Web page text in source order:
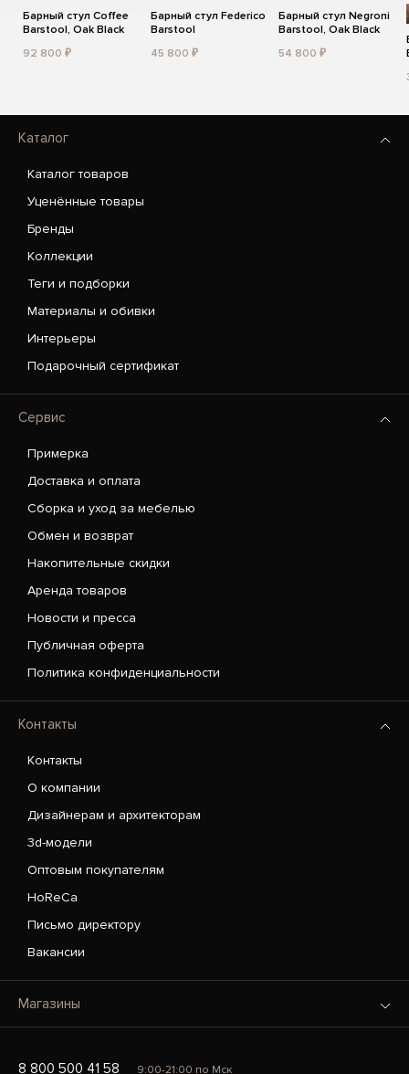
Барный стул Coffee
Barstool, Oak Black
92 800 ₽
Барный стул Federico
Barstool
45 800 ₽
Барный стул Negroni
Barstool, Oak Black
54 800 ₽
Каталог
Каталог товаров
Уценённые товары
Бренды
Коллекции
Теги и подборки
Материалы и обивки
Интерьеры
Подарочный сертификат
Сервис
Примерка
Доставка и оплата
Сборка и уход за мебелью
Обмен и возврат
Накопительные скидки
Аренда товаров
Новости и пресса
Публичная оферта
Политика конфиденциальности
Контакты
Контакты
О компании
Дизайнерам и архитекторам
3d-модели
Оптовым покупателям
HoReCa
Письмо директору
Вакансии
Магазины
8 800 500 41 58 9:00-21:00 по Мск